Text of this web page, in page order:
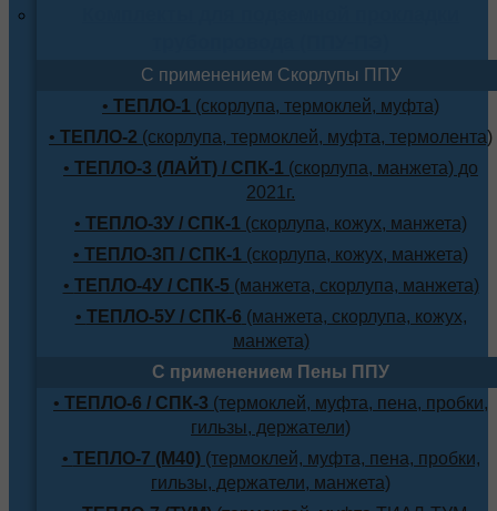
С применением Скорлупы ППУ
• ТЕПЛО-1 (скорлупа, термоклей, муфта)
• ТЕПЛО-2 (скорлупа, термоклей, муфта, термолента)
• ТЕПЛО-3 (ЛАЙТ) / СПК-1 (скорлупа, манжета) до
2021г.
• ТЕПЛО-3У / СПК-1 (скорлупа, кожух, манжета)
• ТЕПЛО-3П / СПК-1 (скорлупа, кожух, манжета)
• ТЕПЛО-4У / СПК-5 (манжета, скорлупа, манжета)
• ТЕПЛО-5У / СПК-6 (манжета, скорлупа, кожух,
манжета)
С применением Пены ППУ
• ТЕПЛО-6 / СПК-3 (термоклей, муфта, пена, пробки,
гильзы, держатели)
• ТЕПЛО-7 (М40)(термоклей, муфта, пена, пробки,
гильзы, держатели, манжета)